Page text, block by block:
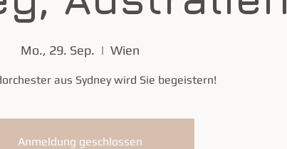
Mo., 29. Sep.
  |
Wien
aus Sydney wird Sie begeistern!
Anmeldung geschlossen